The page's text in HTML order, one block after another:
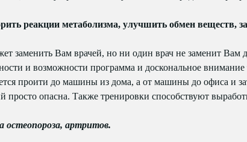
реакции метаболизма, улучшить обмен веществ,
заменить Вам врачей, но ни один врач не заменит Вам
и возможности программа и доскональное внимание
проити до машины из дома, а от машины до офиса и
просто опасна. Также тренировки способствуют
остеопороза, артритов.